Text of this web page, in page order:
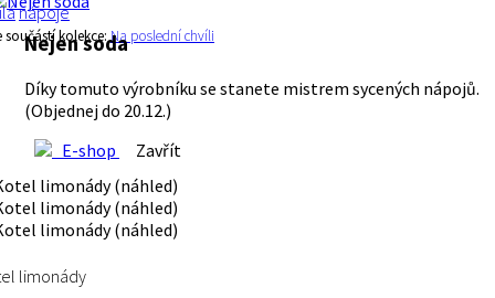
nápoje
součástí kolekce:Na poslední chvíli
Nejen soda
Díky tomuto výrobníku se stanete mistrem sycených nápojů.
(Objednej do 20.12.)
E-shop
Zavřít
limonády